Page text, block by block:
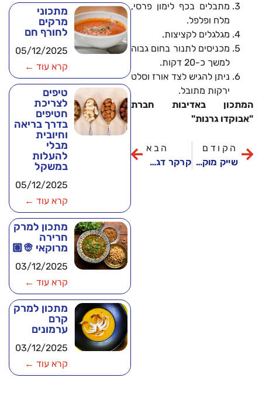
מתבלים בכף לימון פרסי,
מלח ופלפל.
מגלגלים לקציצות.
מכניסים לתנור בחום גבוה
למשך כ-20 דקות.
ניתן להגיש לצד אורז וסלט
ירקות מתובל.
המתכון באדיבות חברת
"אבוקדו גרנות"
הקודם
שייק מוקה מפנק עם עוגיות קרמל
הבא
קרקר דגנים עם אבוקדו, פסטו ארוגולה וגבינת עזים
מתכוני
מרקים
לחורף חם
05/12/2025
קרא עוד ←
טיפים
לצריכת
חטיפים
בדרך בריאה
וחיובית
מבלי
להעלות
במשקל
05/12/2025
קרא עוד ←
מתכון למרק
חרירה
מרוקאי 👳🏽
03/12/2025
קרא עוד ←
מתכון למרק
קרם
ערמונים
03/12/2025
קרא עוד ←